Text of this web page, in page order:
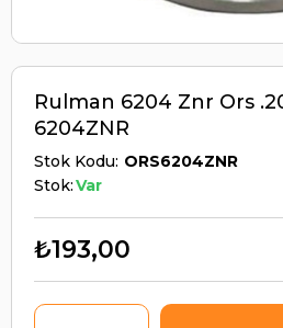
Rulman 6204 Znr Ors
6204ZNR
Stok Kodu ORS6204ZNR
Stok:Var
₺193,00